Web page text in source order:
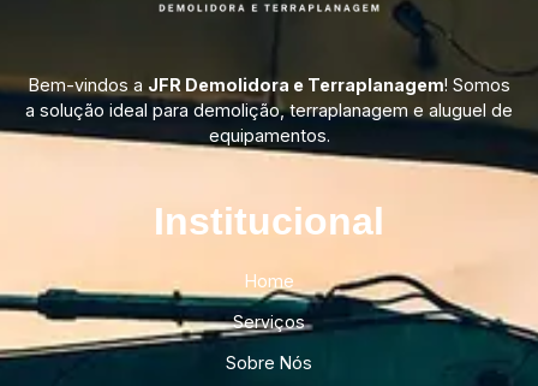
Bem-vindos a JFR Demolidora e Terraplanagem! Somos
a solução ideal para demolição, terraplanagem e aluguel de
equipamentos.
Institucional​
Home
Serviços
Sobre Nós